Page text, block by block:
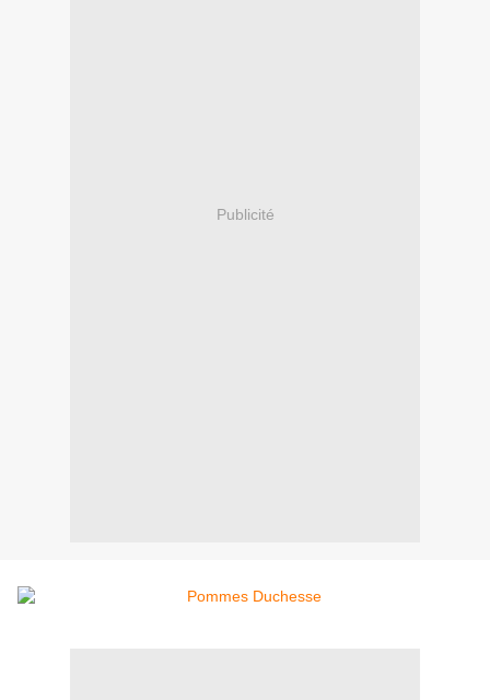
Publicité